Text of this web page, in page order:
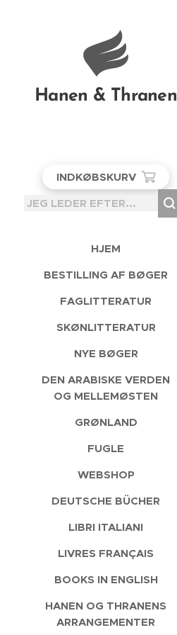
Hanen & Thranen
INDKØBSKURV
HJEM
BESTILLING AF BØGER
FAGLITTERATUR
SKØNLITTERATUR
NYE BØGER
DEN ARABISKE VERDEN
OG MELLEMØSTEN
GRØNLAND
FUGLE
WEBSHOP
DEUTSCHE BÜCHER
LIBRI ITALIANI
LIVRES FRANÇAIS
BOOKS IN ENGLISH
HANEN OG THRANENS
ARRANGEMENTER